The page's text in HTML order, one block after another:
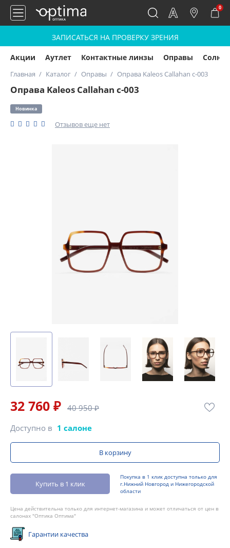
0
ЗАПИСАТЬСЯ НА ПРОВЕРКУ ЗРЕНИЯ
Акции Аутлет Контактные линзы Оправы
Главная Каталог Оправы Оправа Kaleos Callahan c-003
Оправа Kaleos Callahan c-003
Новинка
Отзывов еще нет
32 760 ₽ 40 950 ₽
Доступно в 1 салоне
В корзину
Купить в 1 клик
Покупка в 1 клик доступна только для
г.Нижний Новгород и Нижегородской
области
Цена действительна только для интернет-магазина и может отличаться от цен в
салонах "Оптика Оптима"
Гарантии качества